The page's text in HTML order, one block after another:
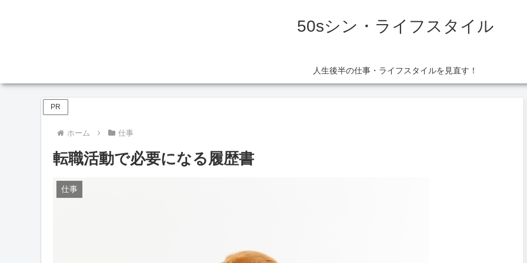
50sシン・ライフスタイル
人生後半の仕事・ライフスタイルを見直す！
PR
ホーム 仕事
転職活動で必要になる履歴書
仕事